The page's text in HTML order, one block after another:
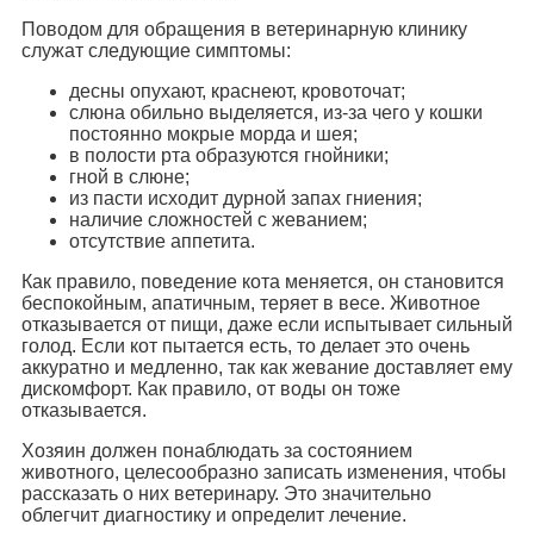
Поводом для обращения в ветеринарную клинику
служат следующие симптомы:
десны опухают, краснеют, кровоточат;
слюна обильно выделяется, из-за чего у кошки
постоянно мокрые морда и шея;
в полости рта образуются гнойники;
гной в слюне;
из пасти исходит дурной запах гниения;
наличие сложностей с жеванием;
отсутствие аппетита.
Как правило, поведение кота меняется, он становится
беспокойным, апатичным, теряет в весе. Животное
отказывается от пищи, даже если испытывает сильный
голод. Если кот пытается есть, то делает это очень
аккуратно и медленно, так как жевание доставляет ему
дискомфорт. Как правило, от воды он тоже
отказывается.
Хозяин должен понаблюдать за состоянием
животного, целесообразно записать изменения, чтобы
рассказать о них ветеринару. Это значительно
облегчит диагностику и определит лечение.